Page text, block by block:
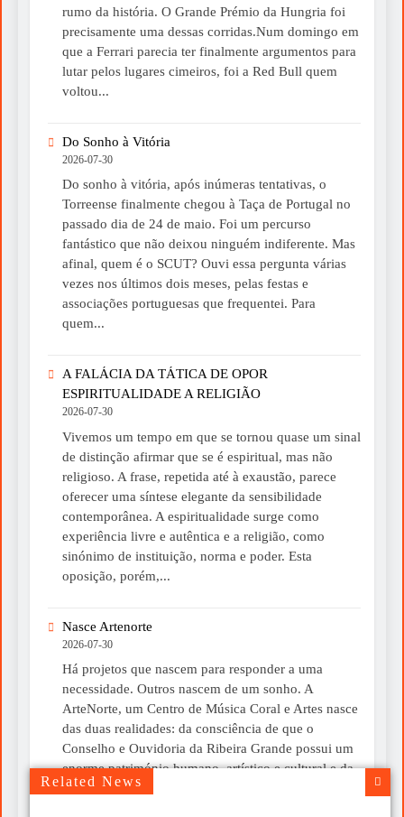
Related News
rumo da história. O Grande Prémio da Hungria foi
precisamente uma dessas corridas.Num domingo em
que a Ferrari parecia ter finalmente argumentos para
lutar pelos lugares cimeiros, foi a Red Bull quem
voltou...
Do Sonho à Vitória
2026-07-30
Do sonho à vitória, após inúmeras tentativas, o
Torreense finalmente chegou à Taça de Portugal no
passado dia de 24 de maio. Foi um percurso
fantástico que não deixou ninguém indiferente. Mas
afinal, quem é o SCUT? Ouvi essa pergunta várias
vezes nos últimos dois meses, pelas festas e
associações portuguesas que frequentei. Para
quem...
A FALÁCIA DA TÁTICA DE OPOR
ESPIRITUALIDADE A RELIGIÃO
2026-07-30
Vivemos um tempo em que se tornou quase um sinal
de distinção afirmar que se é espiritual, mas não
religioso. A frase, repetida até à exaustão, parece
oferecer uma síntese elegante da sensibilidade
contemporânea. A espiritualidade surge como
experiência livre e autêntica e a religião, como
sinónimo de instituição, norma e poder. Esta
oposição, porém,...
Nasce Artenorte
2026-07-30
Há projetos que nascem para responder a uma
necessidade. Outros nascem de um sonho. A
ArteNorte, um Centro de Música Coral e Artes nasce
das duas realidades: da consciência de que o
Conselho e Ouvidoria da Ribeira Grande possui um
enorme património humano, artístico e cultural e da
convicção de que esse património merece ser...